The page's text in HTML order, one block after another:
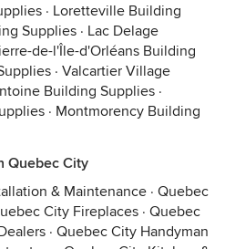
· Loretteville Building
Supplies · Lac Delage
de-l'Île-d'Orléans Building
· Valcartier Village
Building Supplies ·
· Montmorency Building
Quebec City
& Maintenance · Quebec
City Fireplaces · Quebec
· Quebec City Handyman